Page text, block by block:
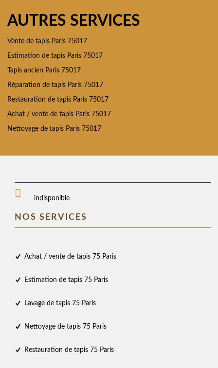
AUTRES SERVICES
Vente de tapis Paris 75017
Estimation de tapis Paris 75017
Tapis ancien Paris 75017
Réparation de tapis Paris 75017
Restauration de tapis Paris 75017
Achat / vente de tapis Paris 75017
Nettoyage de tapis Paris 75017
indisponible
NOS SERVICES
Achat / vente de tapis 75 Paris
Estimation de tapis 75 Paris
Lavage de tapis 75 Paris
Nettoyage de tapis 75 Paris
Restauration de tapis 75 Paris